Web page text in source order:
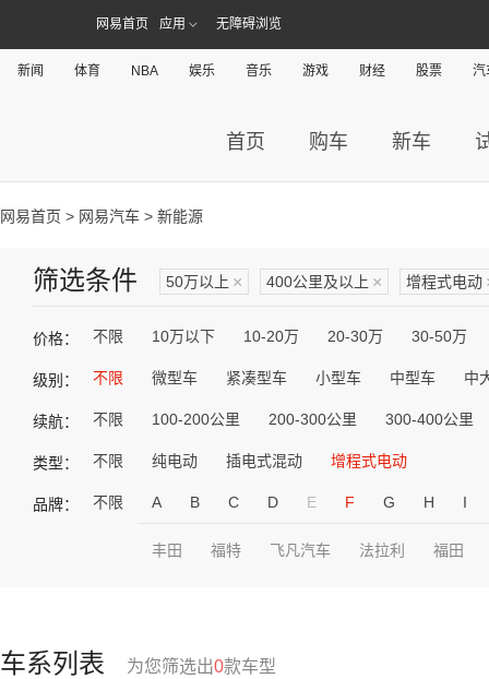
网易首页 应用 无障碍浏览
新闻 体育 NBA 娱乐 音乐 游戏 财经 股票 汽
首页 购车 新车
网易首页 > 网易汽车 > 新能源
筛选条件 50万以上 × 400公里及以上 × 增程式电动
价格： 不限 10万以下 10-20万 20-30万 30-50万
级别： 不限 微型车 紧凑型车 小型车 中型车 中
续航： 不限 100-200公里 200-300公里 300-400公里
类型： 不限 纯电动 插电式混动 增程式电动
品牌： 不限 A B C D E F G H I
丰田 福特 飞凡汽车 法拉利 福田
车系列表 为您筛选出0款车型